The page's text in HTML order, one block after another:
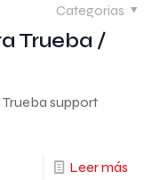
Categorias
Trueba /
Trueba support
Leer más